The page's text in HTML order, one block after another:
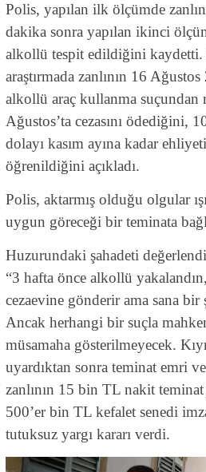
Polis, yapılan ilk ölçümde
dakika sonra yapılan ikinci
alkollü tespit edildiğini kaydetti.
araştırmada zanlının 16
alkollü araç kullanma suçundan
Ağustos’ta cezasını ödediğini,
dolayı kasım ayına kadar
öğrenildiğini açıkladı.
Polis, aktarmış olduğu olgular
uygun göreceği bir teminata
Huzurundaki şahadeti
“3 hafta önce alkollü
cezaevine gönderir ama sana bir
Ancak herhangi bir suçla
müsamaha gösterilmeyecek.
uyardıktan sonra teminat emri
zanlının 15 bin TL nakit
500’er bin TL kefalet senedi
tutuksuz yargı kararı verdi.